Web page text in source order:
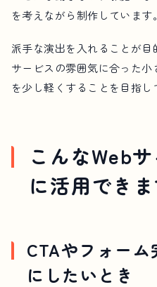
を考えながら制作しています。
派手な演出を入れることが目
サービスの雰囲気に合った
を少し軽くすることを目指し
こんなWeb
に活用でき
CTAやフォー
にしたいとき